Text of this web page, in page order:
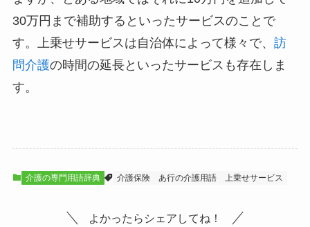
30万円まで補助するといったサービスのことで
す。上乗せサービスは自治体によって様々で、 訪
問介護の時間の延長といったサービスも存在しま
す。
介護の専門用語辞典 介護保険 あ行の介護用語 上乗せサービス
よかったらシェアしてね！